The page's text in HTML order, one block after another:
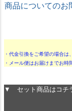
商品についてのお
・代金引換をご希望の場合は
・メール便はお届けまでお
▼ セット商品はコチ